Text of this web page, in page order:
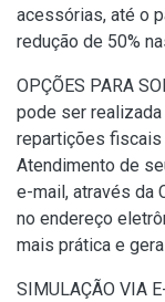
acessórias, até o
redução de 50%
OPÇÕES PARA
pode ser
repartições fiscais
Atendimento de
e-mail, através da
no endereço
mais prática e
SIMULAÇÃO VIA